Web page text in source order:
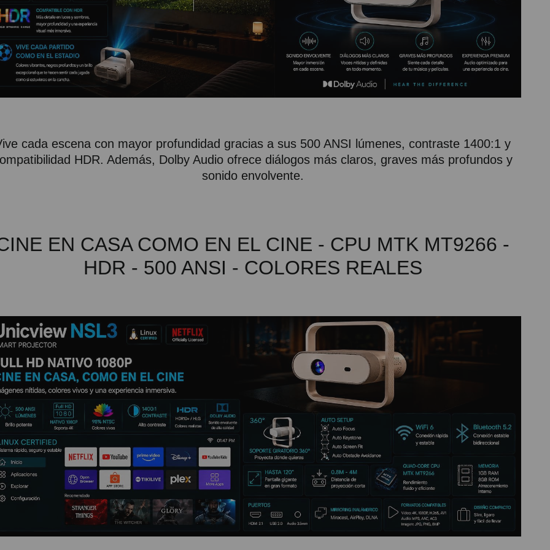
cada escena con mayor profundidad gracias a sus 500 ANSI lúmenes, contraste 1400:1 y
HDR. Además, Dolby Audio ofrece diálogos más claros, graves más profundos y
sonido envolvente.
EN CASA COMO EN EL CINE - CPU MTK MT9266 -
HDR - 500 ANSI - COLORES REALES